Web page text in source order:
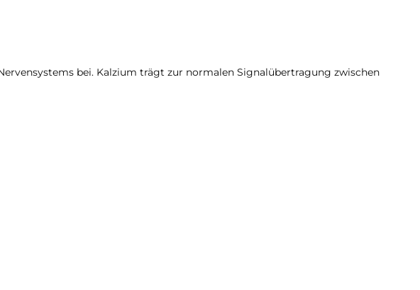
bei. Kalzium trägt zur normalen Signalübertragung zwischen